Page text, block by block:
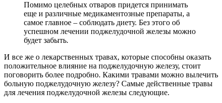
Помимо целебных отваров придется принимать
еще и различные медикаментозные препараты, а
самое главное – соблюдать диету. Без этого об
успешном лечении поджелудочной железы можно
будет забыть.
И все же о лекарственных травах, которые способны оказать
положительное влияние на поджелудочную железу, стоит
поговорить более подробно. Какими травами можно вылечить
больную поджелудочную железу? Самые действенные травы
для лечения поджелудочной железы следующие.